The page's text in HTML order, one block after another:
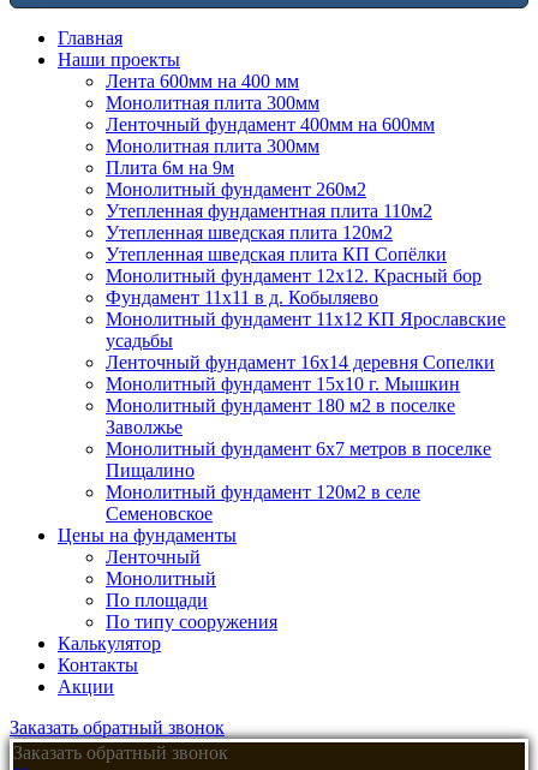
Главная
Наши проекты
Лента 600мм на 400 мм
Монолитная плита 300мм
Ленточный фундамент 400мм на 600мм
Монолитная плита 300мм
Плита 6м на 9м
Монолитный фундамент 260м2
Утепленная фундаментная плита 110м2
Утепленная шведская плита 120м2
Утепленная шведская плита КП Cопёлки
Монолитный фундамент 12х12. Красный бор
Фундамент 11х11 в д. Кобыляево
Монолитный фундамент 11х12 КП Ярославские
усадьбы
Ленточный фундамент 16х14 деревня Сопелки
Монолитный фундамент 15х10 г. Мышкин
Монолитный фундамент 180 м2 в поселке
Заволжье
Монолитный фундамент 6х7 метров в поселке
Пищалино
Монолитный фундамент 120м2 в селе
Семеновское
Цены на фундаменты
Ленточный
Монолитный
По площади
По типу сооружения
Калькулятор
Контакты
Акции
Заказать обратный звонок
Заказать обратный звонок